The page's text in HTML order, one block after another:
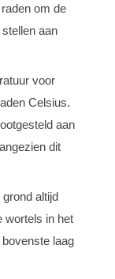
om de
aan
voor
Celsius.
aan
dit
altijd
wortels in het
laag